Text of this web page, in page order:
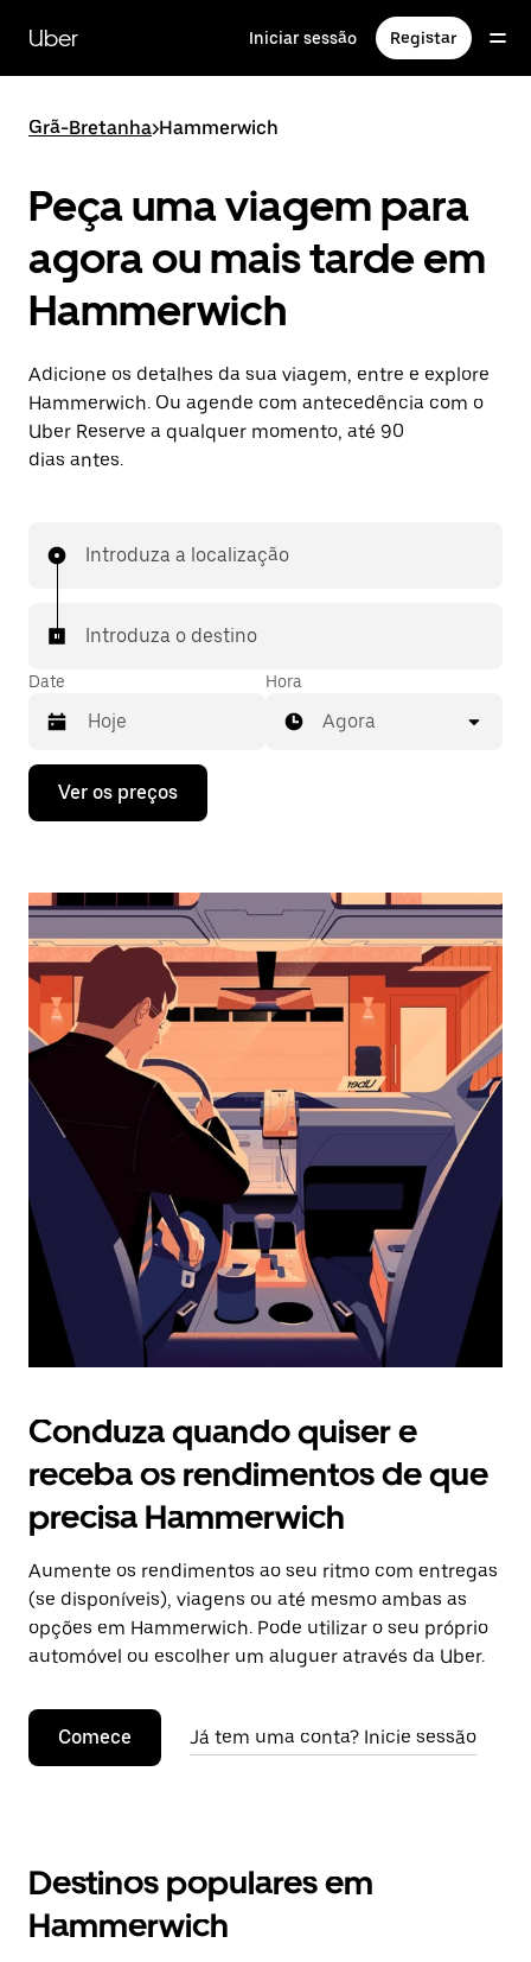
para
conteúdo
Uber Iniciar sessão Registar
Grã-Bretanha>Hammerwich
Peça uma viagem para
agora ou mais tarde em
Hammerwich
Adicione os detalhes da sua viagem, entre e explore
Hammerwich. Ou agende com antecedência com o
Uber Reserve a qualquer momento, até 90
dias antes.
Introduza a localização
Introduza o destino
Date
Prima
tecla
interagir
o
calendário
selecionar
uma
data.
Prima
o
botão
o
calendário.
Hora
Agora
Ver os preços
Conduza quando quiser e
receba os rendimentos de que
precisa Hammerwich
Aumente os rendimentos ao seu ritmo com entregas
(se disponíveis), viagens ou até mesmo ambas as
opções em Hammerwich. Pode utilizar o seu próprio
automóvel ou escolher um aluguer através da Uber.
Comece Já tem uma conta? Inicie sessão
Destinos populares em
Hammerwich